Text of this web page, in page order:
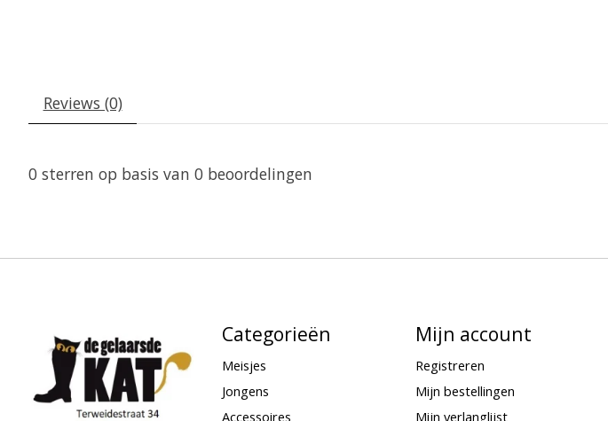
Reviews (0)
0 sterren op basis van 0 beoordelingen
Categorieën
Meisjes
Jongens
Accessoires
Mijn account
Registreren
Mijn bestellingen
Mijn verlanglijst